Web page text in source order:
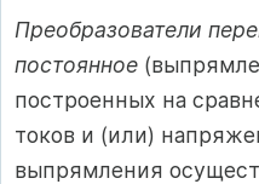
Преобразователи
постоянное
построенных на
токов и (или)
выпрямления